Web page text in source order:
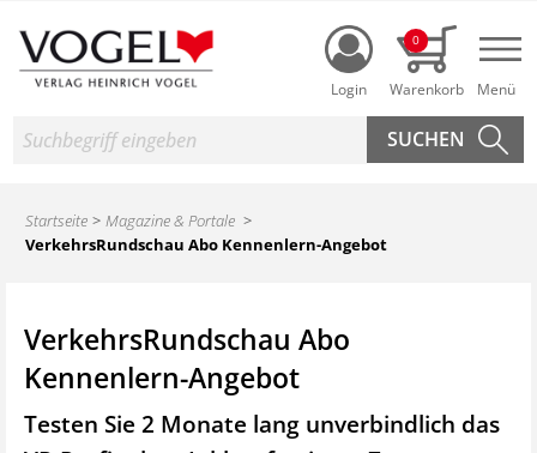
Login
0
Suche
Startseite
Magazine & Portale
VerkehrsRundschau Abo Kennenlern-Angebot
VerkehrsRundschau Abo
Kennenlern-Angebot
Testen Sie 2 Monate lang unverbindlich das